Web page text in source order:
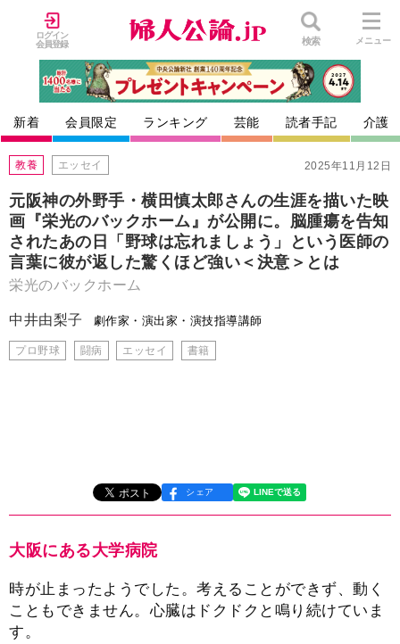
ログイン
会員登録
検索 メニュー
新着 会員限定 ランキング 芸能 読者手記 介護
2025年11月12日
教養 エッセイ
元阪神の外野手・横田慎太郎さんの生涯を描いた映
画『栄光のバックホーム』が公開に。脳腫瘍を告知
されたあの日「野球は忘れましょう」という医師の
言葉に彼が返した驚くほど強い＜決意＞とは
栄光のバックホーム
中井由梨子 劇作家・演出家・演技指導講師
プロ野球 闘病 エッセイ 書籍
シェア
大阪にある大学病院
時が止まったようでした。考えることができず、動く
こともできません。心臓はドクドクと鳴り続けていま
す。